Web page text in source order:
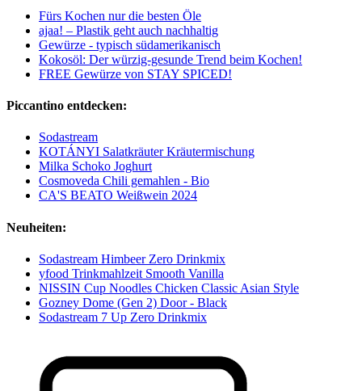
Fürs Kochen nur die besten Öle
ajaa! – Plastik geht auch nachhaltig
Gewürze - typisch südamerikanisch
Kokosöl: Der würzig-gesunde Trend beim Kochen!
FREE Gewürze von STAY SPICED!
Piccantino entdecken:
Sodastream
KOTÁNYI Salatkräuter Kräutermischung
Milka Schoko Joghurt
Cosmoveda Chili gemahlen - Bio
CA'S BEATO Weißwein 2024
Neuheiten:
Sodastream Himbeer Zero Drinkmix
yfood Trinkmahlzeit Smooth Vanilla
NISSIN Cup Noodles Chicken Classic Asian Style
Gozney Dome (Gen 2) Door - Black
Sodastream 7 Up Zero Drinkmix